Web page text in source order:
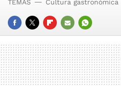
FACEBOOK
TWITTERFLIPBOARD
E-
MAIL
WHATSAPP
TEMAS Cultura gastronómica